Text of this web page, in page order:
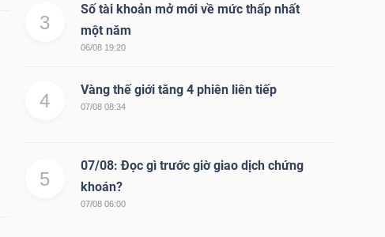
3
Số tài khoản mở mới về mức thấp nhất
một năm
06/08 19:20
4
Vàng thế giới tăng 4 phiên liên tiếp
07/08 08:34
5
07/08: Đọc gì trước giờ giao dịch chứng
khoán?
07/08 06:00